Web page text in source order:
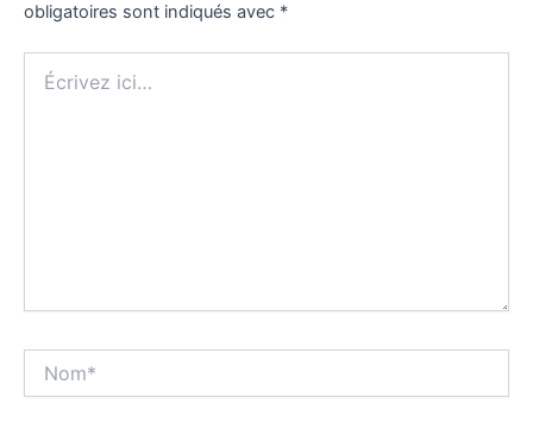
obligatoires sont indiqués avec *
ici…